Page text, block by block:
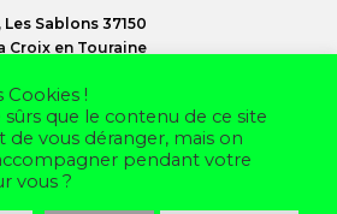
Les Sablons 37150
Croix en Touraine
2026
Mentions légales
Cookies !
que le contenu de ce site
de vous déranger, mais on
pendant votre
vous ?